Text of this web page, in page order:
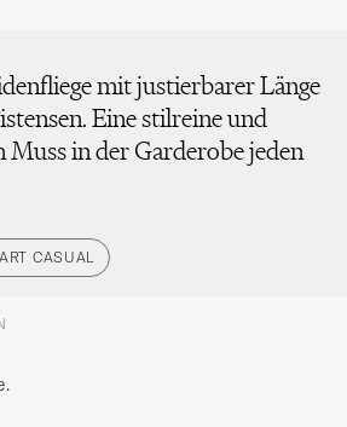
mit justierbarer Länge
Eine stilreine und
Muss in der Garderobe jeden
CASUAL